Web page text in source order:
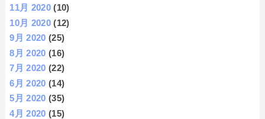
11月 2020 (10)
10月 2020 (12)
9月 2020 (25)
8月 2020 (16)
7月 2020 (22)
6月 2020 (14)
5月 2020 (35)
4月 2020 (15)